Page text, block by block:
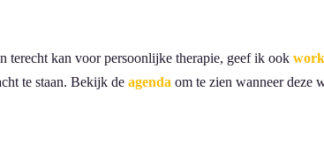
terecht kan voor persoonlijke therapie, geef ik ook
te staan. Bekijk deagenda om te zien wanneer deze